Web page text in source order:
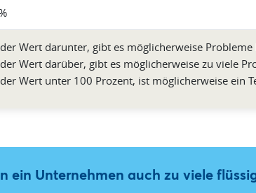
Wert darunter, gibt es möglicherweise
Wert darüber, gibt es möglicherweise zu viele
Wert unter 100 Prozent, ist möglicherweise ein
ein Unternehmen auch zu viele